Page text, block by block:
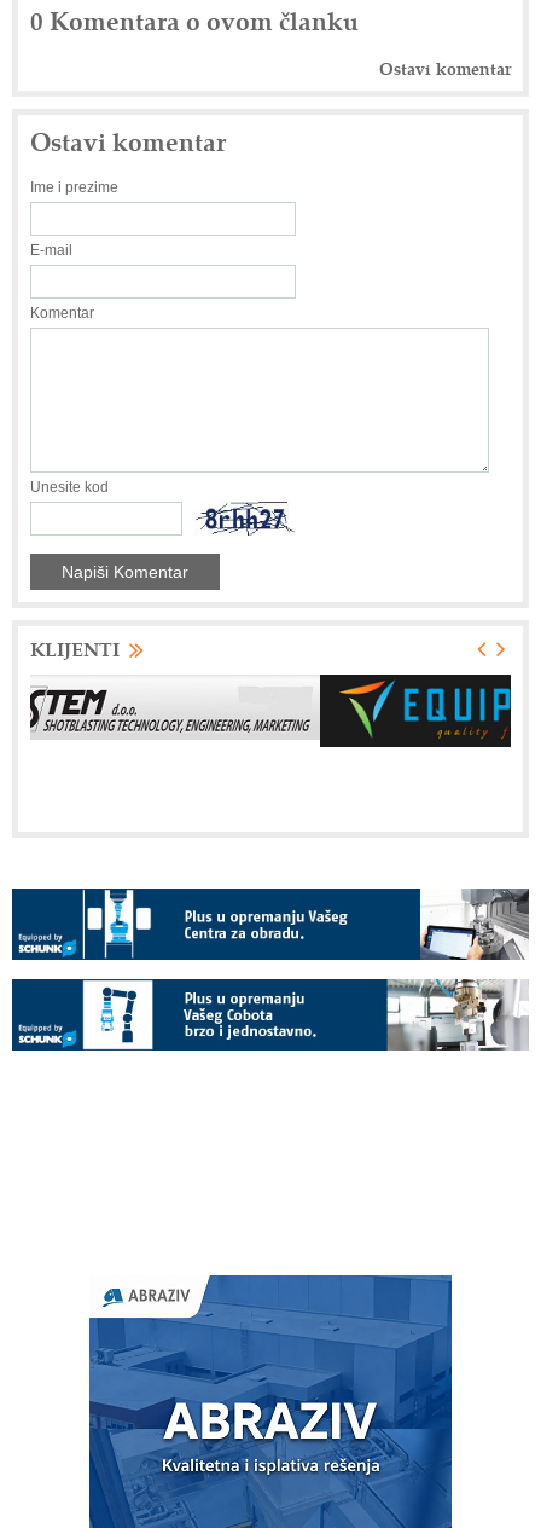
0 Komentara o ovom članku
Ostavi komentar
Ostavi komentar
Ime i prezime
E-mail
Komentar
Unesite kod
KLIJENTI